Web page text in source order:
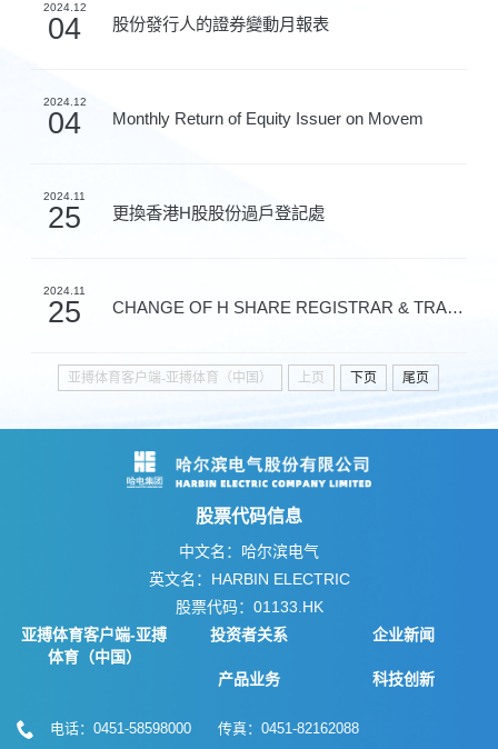
2024.12
04 股份發行人的證券變動月報表
2024.12
04 Monthly Return of Equity Issuer on Movem
2024.11
25 更換香港H股股份過戶登記處
2024.11
25 CHANGE OF H SHARE REGISTRAR & TRANSFER O
亚搏体育客户端-亚搏体育（中国） 上页 下页 尾页
股票代码信息
中文名：哈尔滨电气
英文名：HARBIN ELECTRIC
股票代码：01133.HK
亚搏体育客户端-亚搏
体育（中国）
投资者关系 企业新闻
产品业务 科技创新
电话：0451-58598000 传真：0451-82162088